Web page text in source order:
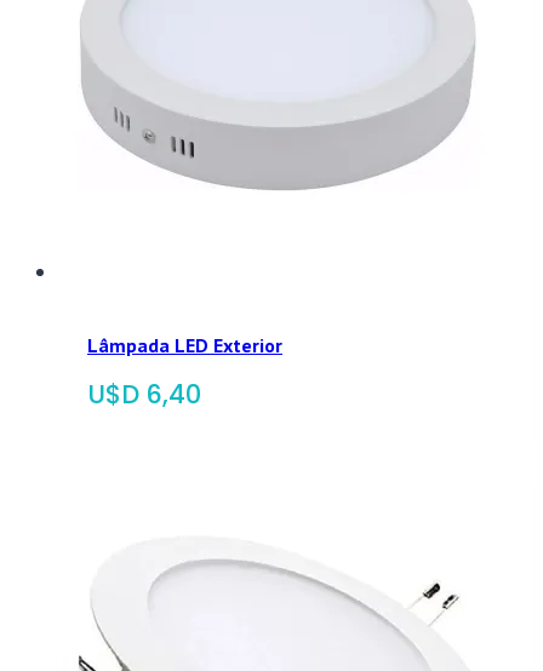
Lâmpada LED Exterior
$ 6,40